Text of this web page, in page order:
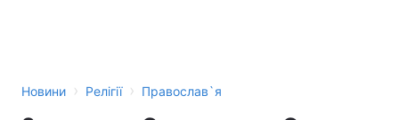
Новини › Релігії › Православ`я